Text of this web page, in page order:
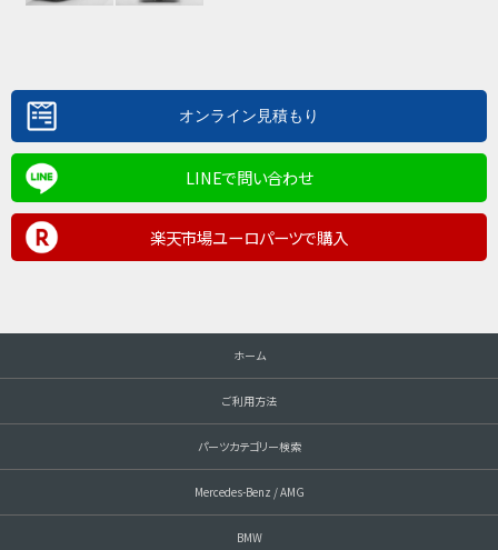
LINEで問い合わせ
楽天市場ユーロパーツで購入
ホーム
ご利用方法
パーツカテゴリー検索
Mercedes-Benz / AMG
BMW